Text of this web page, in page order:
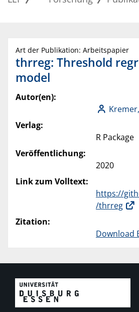
Art der Publikation: Arbeitspapier
thrreg: Threshold
model
Autor(en):
Verlag:
R Package
Veröffentlichung:
2020
Link zum Volltext:
https://
/thrreg
Zitation:
Download